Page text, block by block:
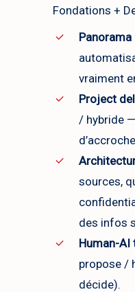
Fondations +
Panorama
vraiment
Project
/ hybride
sources,
des infos
Human-AI
propose /
décide).